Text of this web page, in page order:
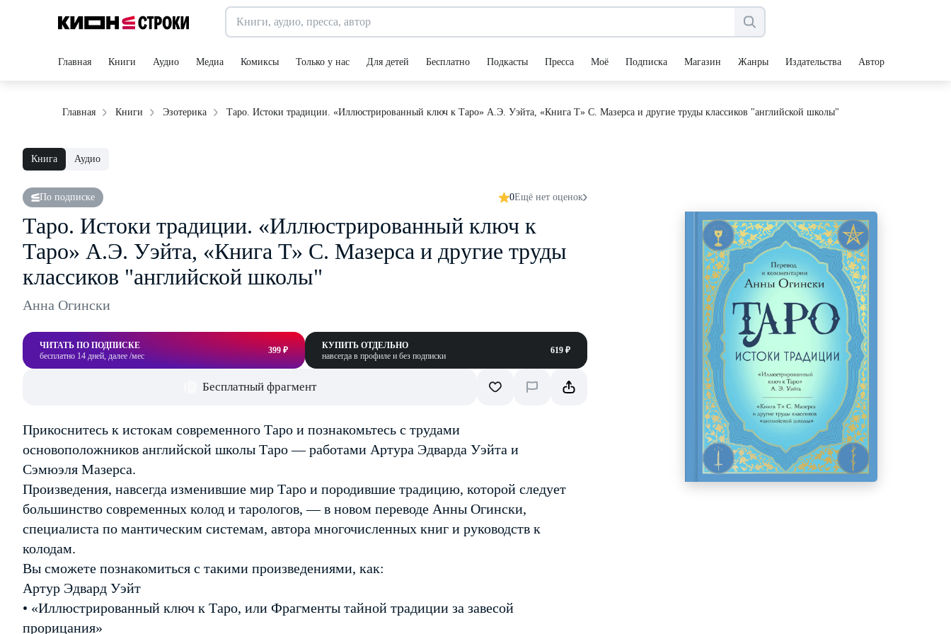
Главная Книги Аудио Медиа Комиксы Только у нас Для детей Бесплатно Подкасты Пресса Моё Подписка Магазин Жанры Издательства Авторы
Главная Книги Эзотерика Таро. Истоки традиции. «Иллюстрированный ключ к Таро» А.Э. Уэйта, «Книга Т» С. Мазерса и другие труды классиков "английской школы"
Книга Аудио
По подписке 0Ещё нет оценок
Таро. Истоки традиции. «Иллюстрированный ключ к
Таро» А.Э. Уэйта, «Книга Т» С. Мазерса и другие труды
классиков "английской школы"
Анна Огински
ЧИТАТЬ ПО ПОДПИСКЕ
бесплатно 14 дней, далее /мес
399 ₽
КУПИТЬ ОТДЕЛЬНО
навсегда в профиле и без подписки
619 ₽
Бесплатный фрагмент
Прикоснитесь к истокам современного Таро и познакомьтесь с трудами
основоположников английской школы Таро — работами Артура Эдварда Уэйта и
Сэмюэля Мазерса.
Произведения, навсегда изменившие мир Таро и породившие традицию, которой следует
большинство современных колод и тарологов, — в новом переводе Анны Огински,
специалиста по мантическим системам, автора многочисленных книг и руководств к
колодам.
Вы сможете познакомиться с такими произведениями, как:
Артур Эдвард Уэйт
• «Иллюстрированный ключ к Таро, или Фрагменты тайной традиции за завесой
прорицания»